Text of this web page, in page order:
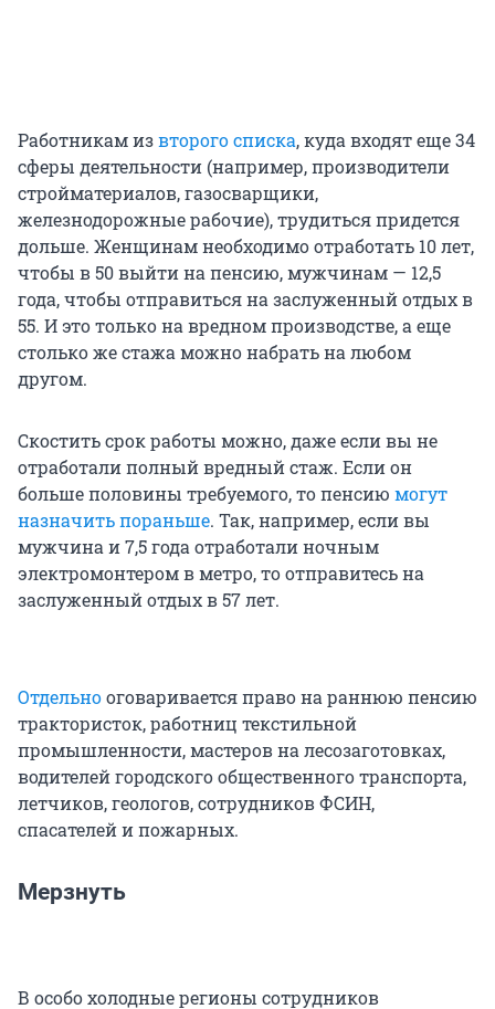
Работникам извторого списка, куда входят еще 34
сферы деятельности (например, производители
стройматериалов, газосварщики,
железнодорожные рабочие), трудиться придется
дольше. Женщинам необходимо отработать 10 лет,
чтобы в 50 выйти на пенсию, мужчинам — 12,5
года, чтобы отправиться на заслуженный отдых в
55. И это только на вредном производстве, а еще
столько же стажа можно набрать на любом
другом.
Скостить срок работы можно, даже если вы не
отработали полный вредный стаж. Если он
больше половины требуемого, то пенсию могут
назначить пораньше. Так, например, если вы
мужчина и 7,5 года отработали ночным
электромонтером в метро, то отправитесь на
заслуженный отдых в 57 лет.
Отдельнооговаривается право на раннюю пенсию
трактористок, работниц текстильной
промышленности, мастеров на лесозаготовках,
водителей городского общественного транспорта,
летчиков, геологов, сотрудников ФСИН,
спасателей и пожарных.
Мерзнуть
В особо холодные регионы сотрудников